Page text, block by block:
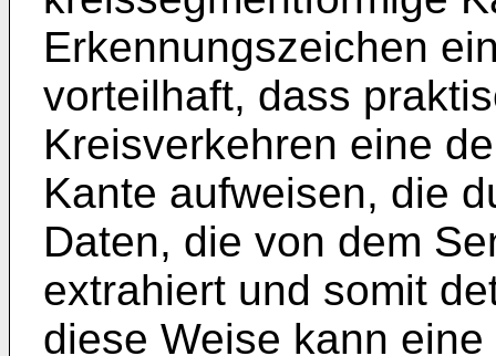
Erkennungszeichen
vorteilhaft, dass
Kreisverkehren eine
Kante aufweisen, die
Daten, die von dem
extrahiert und somit
diese Weise kann